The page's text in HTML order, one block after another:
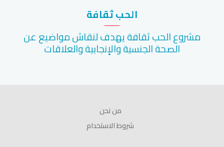
الحب ثقافة
مشروع الحب ثقافة يهدف لنقاش مواضيع عن
الصحة الجنسية والإنجابية والعلاقات
من نحن
شروط الاستخدام